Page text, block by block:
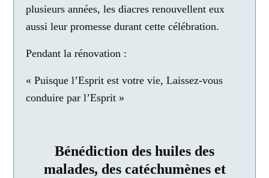
plusieurs années, les diacres renouvellent eux
aussi leur promesse durant cette célébration.
Pendant la rénovation :
« Puisque l’Esprit est votre vie, Laissez-vous
conduire par l’Esprit »
Bénédiction des huiles des
malades, des catéchumènes et